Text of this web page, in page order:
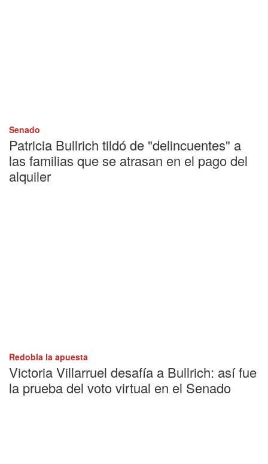
Senado
Patricia Bullrich tildó de "delincuentes" a
las familias que se atrasan en el pago del
alquiler
Redobla la apuesta
Victoria Villarruel desafía a Bullrich: así fue
la prueba del voto virtual en el Senado